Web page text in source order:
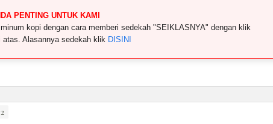
PENTING UNTUK KAMI
kopi dengan cara memberi sedekah "SEIKLASNYA" dengan klik
atas. Alasannya sedekah klik DISINI